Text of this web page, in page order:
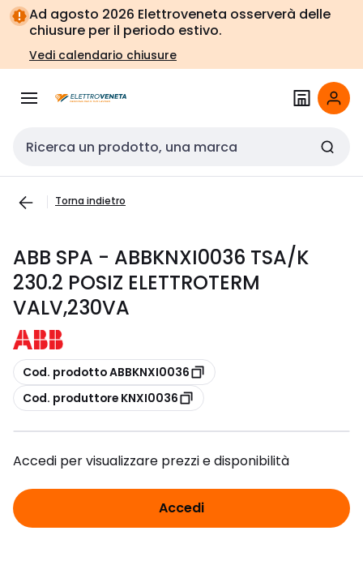
Vai alla
navigazione
Vai
alla
pagina
Ad agosto 2026 Elettroveneta osserverà delle
chiusure per il periodo estivo.
Vedi calendario chiusure
Cerca input
Torna indietro
ABB SPA - ABBKNXI0036 TSA/K
230.2 POSIZ ELETTROTERM
VALV,230VA
copia
Cod. prodotto ABBKNXI0036
copia
Cod. produttore KNXI0036
Accedi per visualizzare prezzi e disponibilità
Accedi